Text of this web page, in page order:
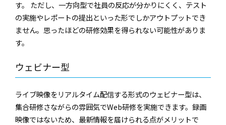
す。 ただし、一方向型で社員の反応が分かりにくく、テスト
の実施やレポートの提出といった形でしかアウトプットでき
ません。思ったほどの研修効果を得られない可能性がありま
す。
ウェビナー型
ライブ映像をリアルタイム配信する形式のウェビナー型は、
集合研修さながらの雰囲気でWeb研修を実施できます。録画
映像ではないため、最新情報を届けられる点がメリットで